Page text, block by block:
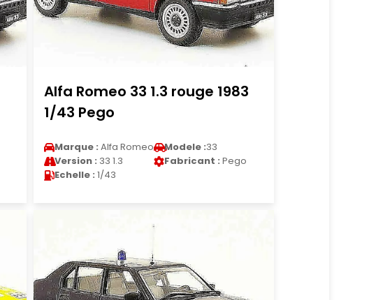
Alfa Romeo 33 1.3 rouge 1983
1/43 Pego
Marque : Alfa Romeo Modele :33
Version : 33 1.3 Fabricant : Pego
Echelle : 1/43